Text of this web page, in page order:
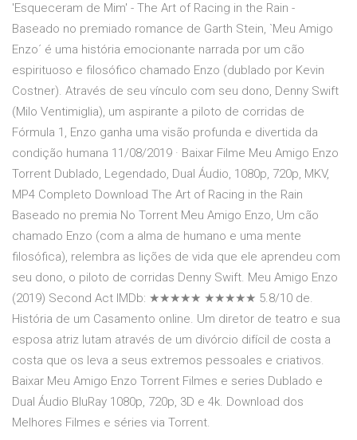
'Esqueceram de Mim' - The Art of Racing in the Rain -
Baseado no premiado romance de Garth Stein, `Meu Amigo
Enzo´ é uma história emocionante narrada por um cão
espirituoso e filosófico chamado Enzo (dublado por Kevin
Costner). Através de seu vínculo com seu dono, Denny Swift
(Milo Ventimiglia), um aspirante a piloto de corridas de
Fórmula 1, Enzo ganha uma visão profunda e divertida da
condição humana 11/08/2019 · Baixar Filme Meu Amigo Enzo
Torrent Dublado, Legendado, Dual Áudio, 1080p, 720p, MKV,
MP4 Completo Download The Art of Racing in the Rain
Baseado no premia No Torrent Meu Amigo Enzo, Um cão
chamado Enzo (com a alma de humano e uma mente
filosófica), relembra as lições de vida que ele aprendeu com
seu dono, o piloto de corridas Denny Swift. Meu Amigo Enzo
(2019) Second Act IMDb: ★★★★★ ★★★★★ 5.8/10 de.
História de um Casamento online. Um diretor de teatro e sua
esposa atriz lutam através de um divórcio difícil de costa a
costa que os leva a seus extremos pessoales e criativos.
Baixar Meu Amigo Enzo Torrent Filmes e series Dublado e
Dual Áudio BluRay 1080p, 720p, 3D e 4k. Download dos
Melhores Filmes e séries via Torrent.